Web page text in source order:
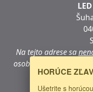
Na tejto adrese sa
osobný nákup
HORÚCE
Ušetrite s